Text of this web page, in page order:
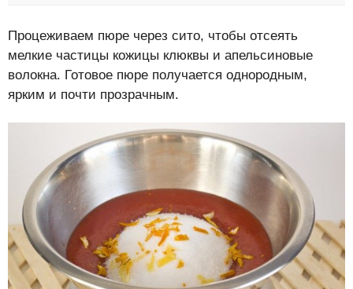
Процеживаем пюре через сито, чтобы отсеять
мелкие частицы кожицы клюквы и апельсиновые
волокна. Готовое пюре получается однородным,
ярким и почти прозрачным.